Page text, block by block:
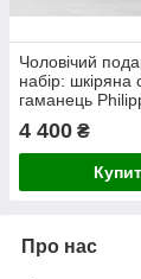
Чоловічий
набір: шкіряна
гаманець
4 400 ₴
Про нас